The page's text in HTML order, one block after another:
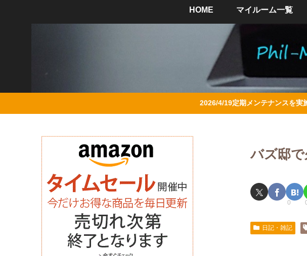
HOME マイルーム一覧
2026/4/19定期メンテナンスを実
バズ邸
0
日記・雑記